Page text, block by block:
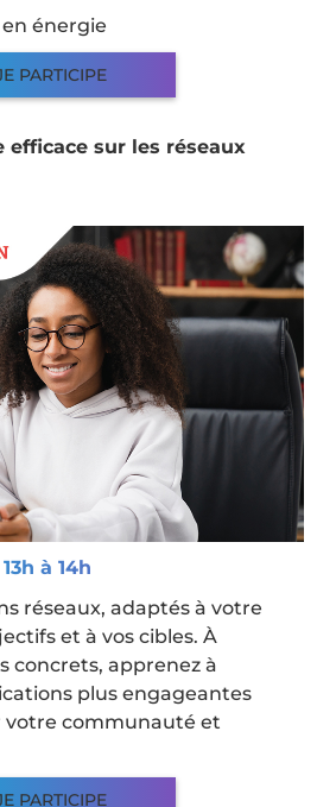
énergie
PARTICIPE
sur les réseaux
à 14h
réseaux, adaptés à votre
et à vos cibles. À
concrets, apprenez à
plus engageantes
communauté et
PARTICIPE